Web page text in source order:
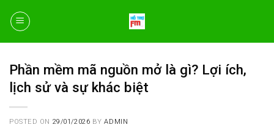
content
Phần mềm mã nguồn mở là gì? Lợi ích,
lịch sử và sự khác biệt
POSTED ON 29/01/2026 BYADMIN